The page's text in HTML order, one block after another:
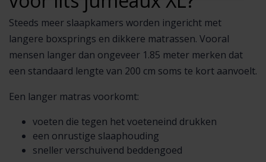
Steeds meer slaapkamers worden ingericht met
langere boxsprings en dikkere matrassen. Vooral
mensen langer dan ongeveer 1.85 meter merken dat
een standaard lengte van 200 cm soms te kort aanvoelt.
Een langer matras voorkomt:
voeten die tegen het voeteneind drukken
een onrustige slaaphouding
sneller verschuivend beddengoed